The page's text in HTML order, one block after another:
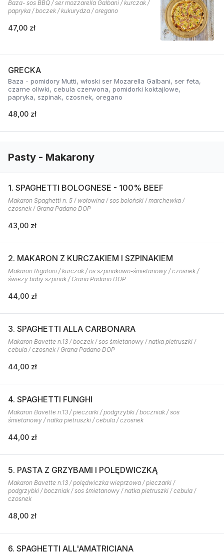
Baza- sos BBQ / ser mozzarella Galbani / kurczak /
papryka / boczek / kukurydza / oregano
47,00 zł
GRECKA
Baza - pomidory Mutti, włoski ser Mozarella Galbani, ser feta,
czarne oliwki, cebula czerwona, pomidorki koktajlowe,
papryka, szpinak, czosnek, oregano
48,00 zł
Pasty - Makarony
1. SPAGHETTI BOLOGNESE - 100% BEEF
Makaron Spaghetti n. 5 / wołowina / sos boloński / marchewka /
czosnek / Grana Padano DOP
43,00 zł
2. MAKARON Z KURCZAKIEM I SZPINAKIEM
Makaron Rigatoni / kurczak / os szpinakowo-śmietanowy / czosnek /
świeży baby szpinak / Grana Padano DOP
44,00 zł
3. SPAGHETTI ALLA CARBONARA
Makaron Bavette n.13 / boczek / sos śmietanowy / natka pietruszki /
cebula / czosnek / Grana Padano DOP
44,00 zł
4. SPAGHETTI FUNGHI
Makaron Bavette n.13 / pieczarki / podgrzybki / boczniak / sos
śmietanowy / natka pietruszki / cebula / czosnek
44,00 zł
5. PASTA Z GRZYBAMI I POLĘDWICZKĄ
Makaron Bavette n.13 / polędwiczka wieprzowa / pieczarki /
podgrzybki / boczniak / sos śmietanowy / natka pietruszki / cebula /
czosnek
48,00 zł
6. SPAGHETTI ALL'AMATRICIANA